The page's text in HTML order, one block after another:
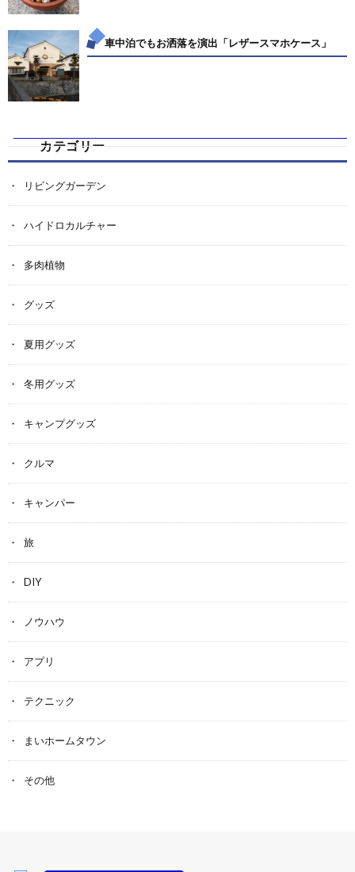
車中泊でもお洒落を演出「レザースマホケース」
カテゴリー
リビングガーデン
ハイドロカルチャー
多肉植物
グッズ
夏用グッズ
冬用グッズ
キャンプグッズ
クルマ
キャンパー
旅
DIY
ノウハウ
アプリ
テクニック
まいホームタウン
その他